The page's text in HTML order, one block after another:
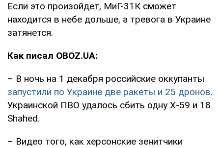
Если это произойдет, МиГ-31К сможет
находится в небе дольше, а тревога в Украине
затянется.
Как писал OBOZ.UA:
– В ночь на 1 декабря российские оккупанты
запустили по Украине две ракеты и 25 дронов.
Украинской ПВО удалось сбить одну Х-59 и 18
Shahed.
– Видео того, как херсонские зенитчики